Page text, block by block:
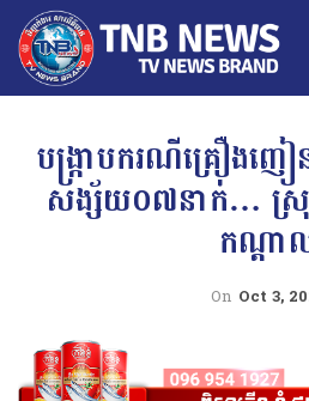
បង្ក្រាបករណីគ្រឿងញ
សង្ស័យ០៧នាក់… ស្រុក
កណ្តា
On Oct 3,